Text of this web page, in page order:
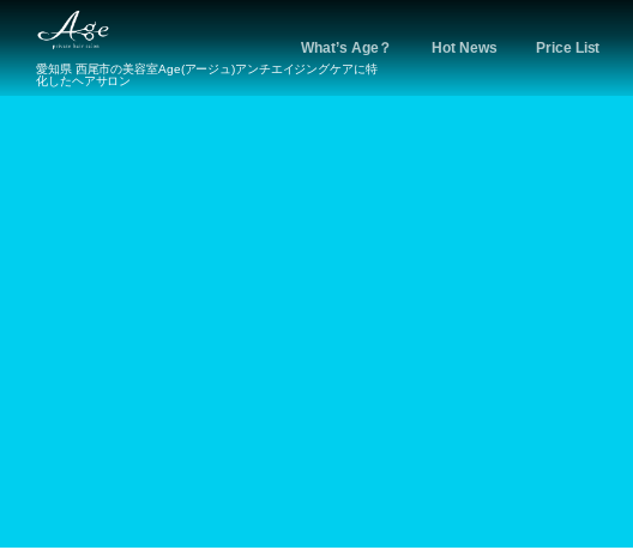
愛知県 西尾市の美容室Age(アージュ)アンチエイジングケアに特
化したヘアサロン
What’s Age？ Hot News Price List